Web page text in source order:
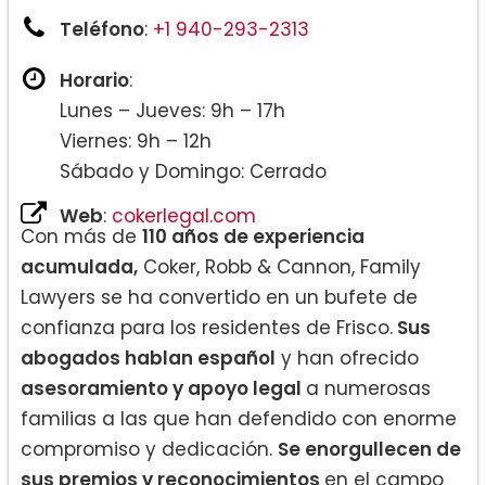
Teléfono: +1 940-293-2313
Horario:
Lunes – Jueves: 9h – 17h
Viernes: 9h – 12h
Sábado y Domingo: Cerrado
Web: cokerlegal.com
Con más de 110 años de experiencia
acumulada, Coker, Robb & Cannon, Family
Lawyers se ha convertido en un bufete de
confianza para los residentes de Frisco. Sus
abogados hablan español y han ofrecido
asesoramiento y apoyo legal a numerosas
familias a las que han defendido con enorme
compromiso y dedicación. Se enorgullecen de
sus premios y reconocimientos en el campo